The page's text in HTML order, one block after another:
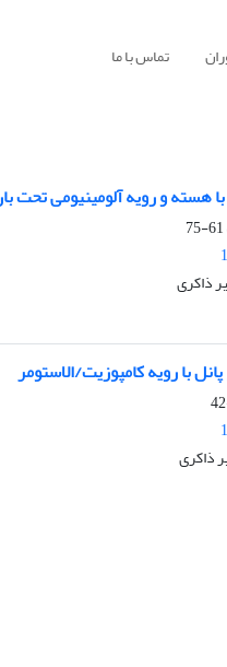
تماس با ما
هسته و رویه آلومینیومی تحت
61-75
ذاکری
با رویه کامپوزیت/الاستومر
ذاکری